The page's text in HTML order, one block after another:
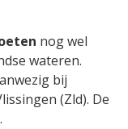
nog wel
wateren.
bij
(Zld). De